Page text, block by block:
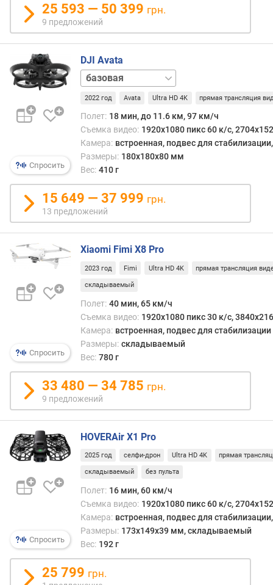
б
л
е
н
и
я
о
ч
е
с
т
в
п
р
о
ж
е
н
и
й
в
е
с
(
р
а
м
25 593 — 50 399 грн.
9 предложений
Спросить
DJI Avata
Fly
Smart
ComboPro-
View
Combo
2022 год Avata Ultra HD 4K прямая трансляция
Полет: 18 мин, до 11.6 км, 97 км/ч
Съемка видео: 1920x1080 пикс 60 к/с,
Камера: встроенная, подвес для
Размеры: 180x180x80 мм
Вес: 410 г
15 649 — 37 999 грн.
13 предложений
Спросить
Xiaomi Fimi X8 Pro
2023 год Fimi Ultra HD 4K прямая трансляция
складываемый
Полет: 40 мин, 65 км/ч
Съемка видео: 1920x1080 пикс 30 к/с,
Камера: встроенная, подвес для стабилизации
Размеры: складываемый
Вес: 780 г
33 480 — 34 785 грн.
9 предложений
Спросить
HOVERAir X1 Pro
2025 год селфи-дрон Ultra HD 4K прямая
складываемый без пульта
Полет: 16 мин, 60 км/ч
Съемка видео: 1920x1080 пикс 60 к/с,
Камера: встроенная, подвес для
Размеры: 173x149x39 мм, складываемый
Вес: 192 г
25 799 грн.